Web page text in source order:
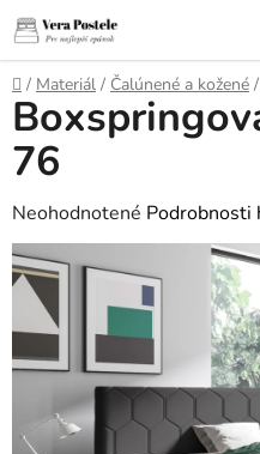
Prejsť
na
obsah
Domov
/ Materiál / Čalúnené a kožené /
76
Priemerné
hodnotenie
produktu
0,0
z
hviezdičiek.
Neohodnotené Podrobnosti